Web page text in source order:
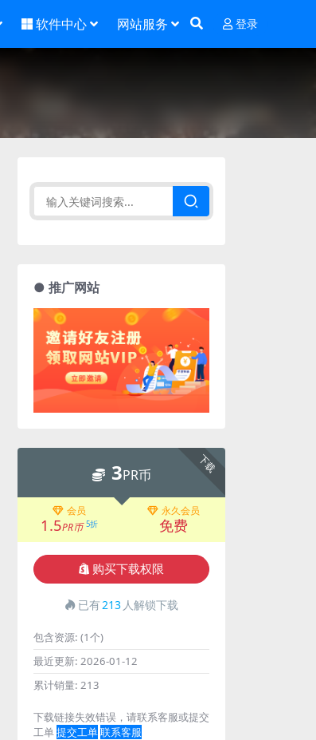
软件中心 网站服务 登录
● 推广网站
下载
3PR币
会员
1.5PR币 5折
永久会员
免费
购买下载权限
已有213 人解锁下载
包含资源: (1个)
最近更新: 2026-01-12
累计销量: 213
下载链接失效错误，请联系客服或提交
工单提交工单联系客服